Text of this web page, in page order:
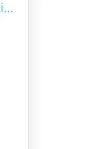
Kyokushin. Entrainement Libre